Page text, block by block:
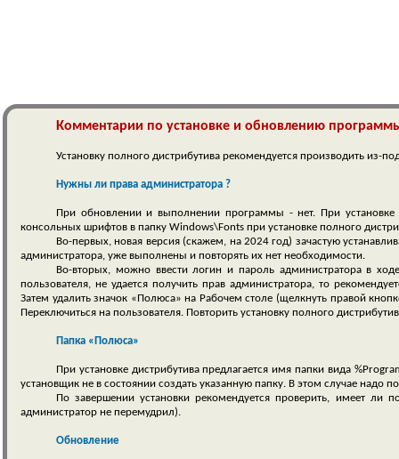
Комментарии по установке и обновлению
Установку полного дистрибутива рекомендуется производить из-
Нужны ли права администратора ?
При обновлении и выполнении программы - нет. При установке
консольных шрифтов в папку Windows\Fonts при установке полного
Во-первых, новая версия (скажем, на 2024 год) зачастую
администратора, уже выполнены и повторять их нет необходимости.
Во-вторых, можно ввести логин и пароль администратора в
пользователя, не удается получить прав администратора, то
Затем удалить значок «Полюса» на Рабочем столе (щелкнуть правой
Переключиться на пользователя. Повторить установку полного
Папка «Полюса»
При установке дистрибутива предлагается имя папки вида
установщик не в состоянии создать указанную папку. В этом случае надо
По завершении установки рекомендуется проверить, имеет ли
администратор не перемудрил).
Обновление